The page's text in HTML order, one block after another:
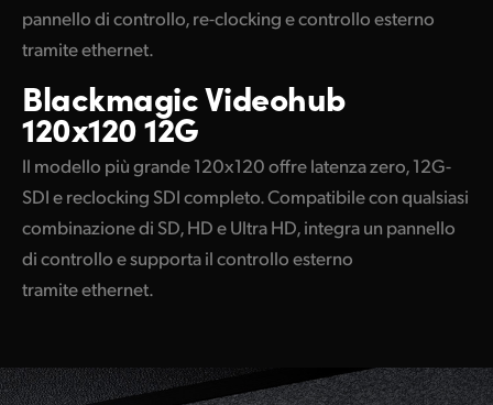
pannello di controllo, re-clocking e controllo esterno
tramite ethernet.
BlackmagicVideohub
120x120 12G
Il modello più grande 120x120 offre latenza zero, 12G-
SDI e reclocking SDI completo. Compatibile con qualsiasi
combinazione di SD, HD e Ultra HD, integra un pannello
di controllo e supporta il controllo esterno
tramite ethernet.